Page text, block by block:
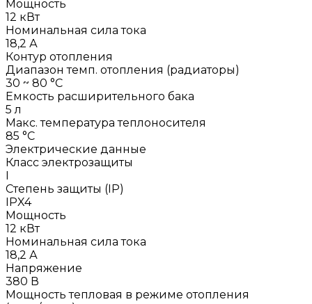
Мощность
12 кВт
Номинальная сила тока
18,2 А
Контур отопления
Диапазон темп. отопления (радиаторы)
30 ~ 80 °C
Емкость расширительного бака
5 л
Макс. температура теплоносителя
85 °C
Электрические данные
Класс электрозащиты
I
Степень защиты (IP)
IPX4
Мощность
12 кВт
Номинальная сила тока
18,2 А
Напряжение
380 В
Мощность тепловая в режиме отопления